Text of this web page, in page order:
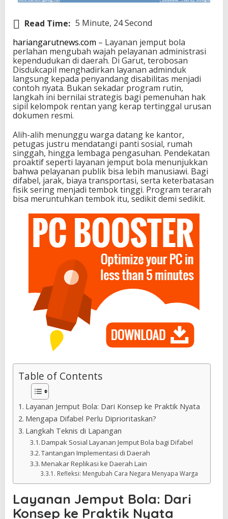
Read Time: 5 Minute, 24 Second
hariangarutnews.com – Layanan jemput bola
perlahan mengubah wajah pelayanan administrasi
kependudukan di daerah. Di Garut, terobosan
Disdukcapil menghadirkan layanan adminduk
langsung kepada penyandang disabilitas menjadi
contoh nyata. Bukan sekadar program rutin,
langkah ini bernilai strategis bagi pemenuhan hak
sipil kelompok rentan yang kerap tertinggal urusan
dokumen resmi.
Alih-alih menunggu warga datang ke kantor,
petugas justru mendatangi panti sosial, rumah
singgah, hingga lembaga pengasuhan. Pendekatan
proaktif seperti layanan jemput bola menunjukkan
bahwa pelayanan publik bisa lebih manusiawi. Bagi
difabel, jarak, biaya transportasi, serta keterbatasan
fisik sering menjadi tembok tinggi. Program terarah
bisa meruntuhkan tembok itu, sedikit demi sedikit.
Table of Contents
Layanan Jemput Bola: Dari Konsep ke Praktik Nyata
Mengapa Difabel Perlu Diprioritaskan?
Langkah Teknis di Lapangan
Dampak Sosial Layanan Jemput Bola bagi Difabel
Tantangan Implementasi di Daerah
Menakar Replikasi ke Daerah Lain
Refleksi: Mengubah Cara Negara Menyapa Warga
Layanan Jemput Bola: Dari
Konsep ke Praktik Nyata